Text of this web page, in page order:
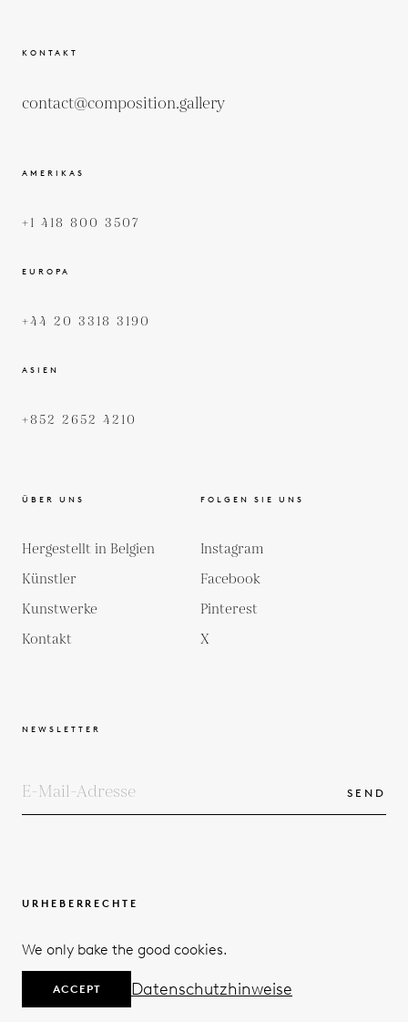
KONTAKT
contact@composition.gallery
AMERIKAS
+1 418 800 3507
EUROPA
+44 20 3318 3190
ASIEN
+852 2652 4210
ÜBER UNS
Hergestellt in Belgien
Künstler
Kunstwerke
Kontakt
FOLGEN SIE UNS
Instagram
Facebook
Pinterest
X
NEWSLETTER
SEND
URHEBERRECHTE
We only bake the good cookies.
ACCEPT Datenschutzhinweise